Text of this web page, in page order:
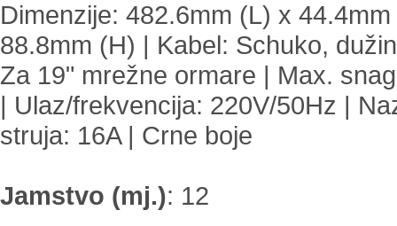
Dimenzije: 482.6mm (L) x
88.8mm (H) | Kabel: Schuko,
Za 19" mrežne ormare | Max.
| Ulaz/frekvencija: 220V/50Hz |
struja: 16A | Crne boje
Jamstvo (mj.): 12